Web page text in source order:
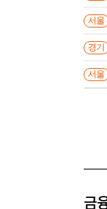
서울
경기
서울
금